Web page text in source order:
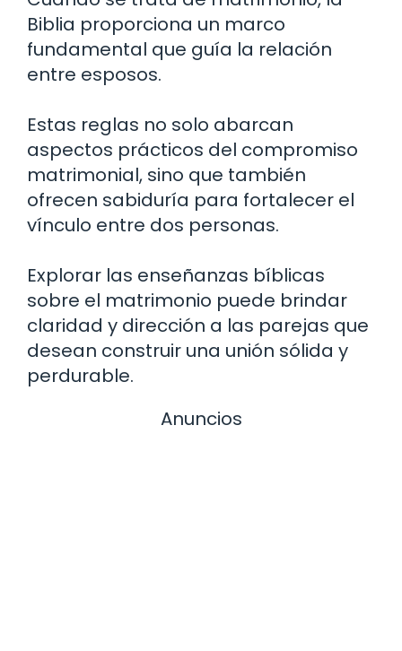
Biblia proporciona un marco
fundamental que guía la relación
entre esposos.
Estas reglas no solo abarcan
aspectos prácticos del compromiso
matrimonial, sino que también
ofrecen sabiduría para fortalecer el
vínculo entre dos personas.
Explorar las enseñanzas bíblicas
sobre el matrimonio puede brindar
claridad y dirección a las parejas que
desean construir una unión sólida y
perdurable.
Anuncios